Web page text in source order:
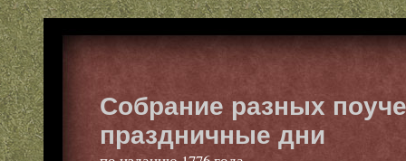
Собрание разных
праздничные дни